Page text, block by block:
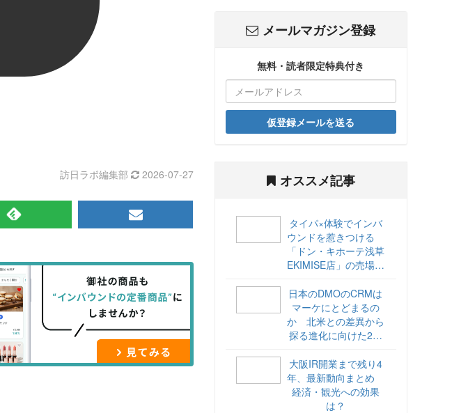
訪日ラボ編集部 2026-07-27
RSS
記
事
を
購
読
メ
マ
ガ
登
録
す
メールマガジン登録
無料・読者限定特典付き
仮登録メールを送る
オススメ記事
タイパ×体験でインバ
ウンドを惹きつける
「ドン・キホーテ浅草
EKIMISE店」の売場づ
日本のDMOのCRMは
マーケにとどまるの
か 北米との差異から
探る進化に向けた2ス
海外DMOのリアル
vol.6】
大阪IR開業まで残り4
年、最新動向まとめ
経済・観光への効果
は？